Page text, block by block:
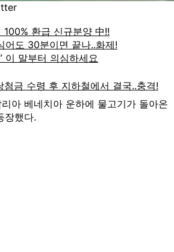
아 베네치아 운하에 물고기가 돌아온
장했다.